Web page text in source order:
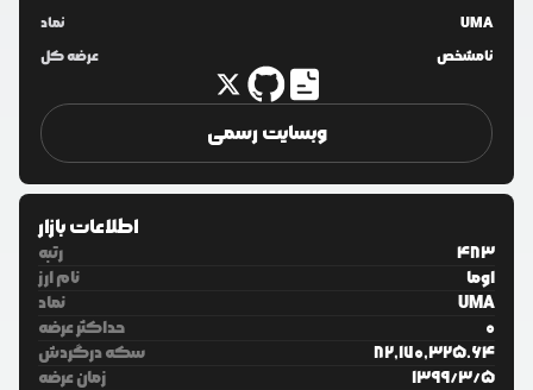
نماد
UMA
عرضه کل
نامشخص
وبسایت رسمی
اطلاعات بازار
رتبه
483
نام ارز
اوما
نماد
UMA
حداکثر عرضه
0
سکه درگردش
82,170,325.64
زمان عرضه
1399/3/5